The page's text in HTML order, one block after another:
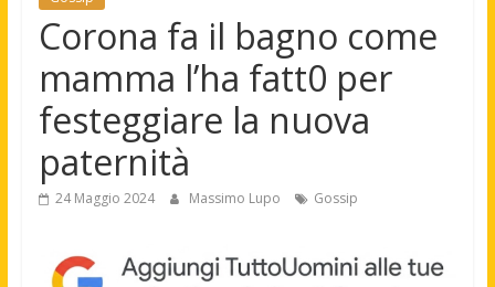
Corona fa il bagno come
mamma l’ha fatt0 per
festeggiare la nuova
paternità
24 Maggio 2024 Massimo Lupo Gossip